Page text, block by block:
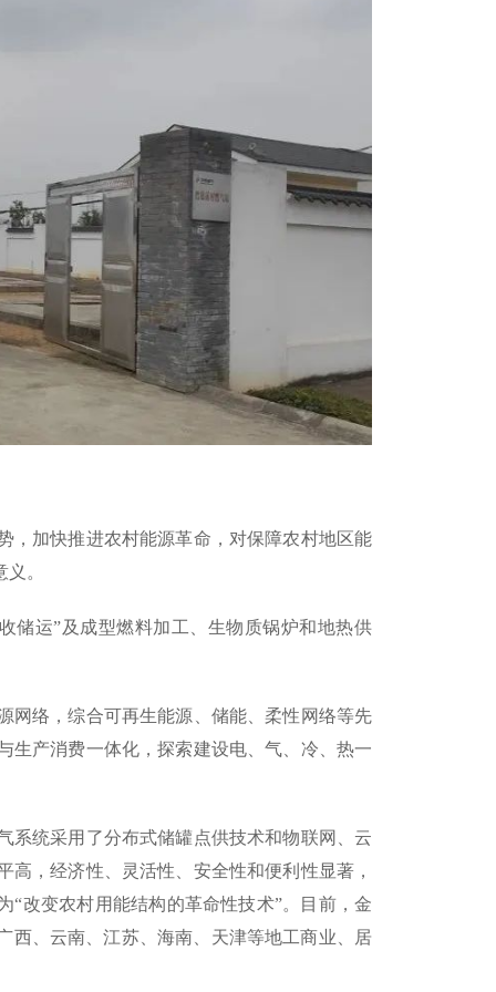
，加快推进农村能源革命，对保障农村地区能
。
储运”及成型燃料加工、生物质锅炉和地热供
网络，综合可再生能源、储能、柔性网络等先
生产消费一体化，探索建设电、气、冷、热一
系统采用了分布式储罐点供技术和物联网、云
，经济性、灵活性、安全性和便利性显著，
“改变农村用能结构的革命性技术”。目前，金
西、云南、江苏、海南、天津等地工商业、居